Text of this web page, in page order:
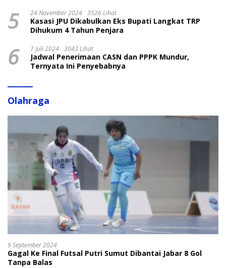
5 24 November 2024 3526 Lihat
Kasasi JPU Dikabulkan Eks Bupati Langkat TRP
Dihukum 4 Tahun Penjara
6 7 Juli 2024 3043 Lihat
Jadwal Penerimaan CASN dan PPPK Mundur,
Ternyata Ini Penyebabnya
Olahraga
9 September 2024
Gagal Ke Final Futsal Putri Sumut Dibantai Jabar 8 Gol
Tanpa Balas